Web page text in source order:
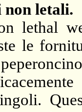
letali.
lethal
le